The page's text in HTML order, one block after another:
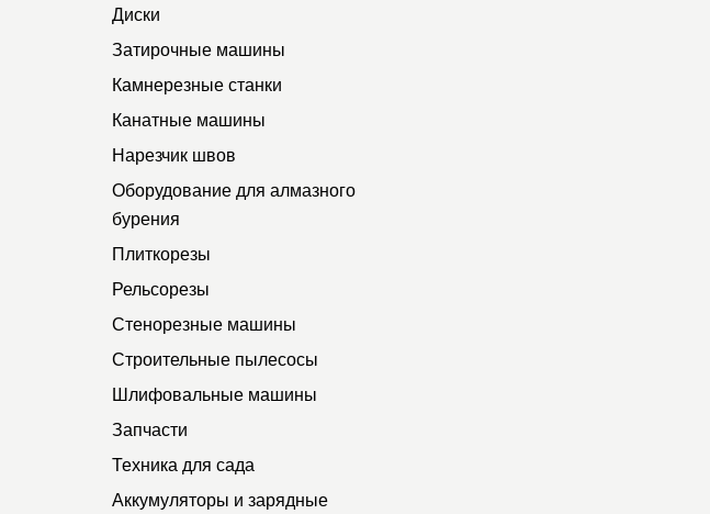
Диски
Затирочные машины
Камнерезные станки
Канатные машины
Нарезчик швов
Оборудование для алмазного
бурения
Плиткорезы
Рельсорезы
Стенорезные машины
Строительные пылесосы
Шлифовальные машины
Запчасти
Техника для сада
Аккумуляторы и зарядные